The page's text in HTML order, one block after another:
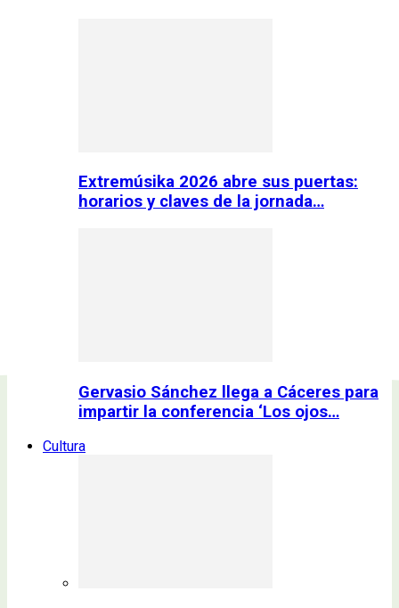
Extremúsika 2026 abre sus puertas:
horarios y claves de la jornada…
Gervasio Sánchez llega a Cáceres para
impartir la conferencia ‘Los ojos…
Cultura